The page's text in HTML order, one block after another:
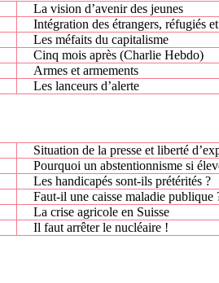
La vision d’avenir des jeunes
Intégration des étrangers, réfugiés
Les méfaits du capitalisme
Cinq mois après (Charlie Hebdo)
Armes et armements
Les lanceurs d’alerte
Situation de la presse et liberté
Pourquoi un abstentionnisme si
Les handicapés sont-ils prétérités ?
Faut-il une caisse maladie publique
La crise agricole en Suisse
Il faut arrêter le nucléaire !